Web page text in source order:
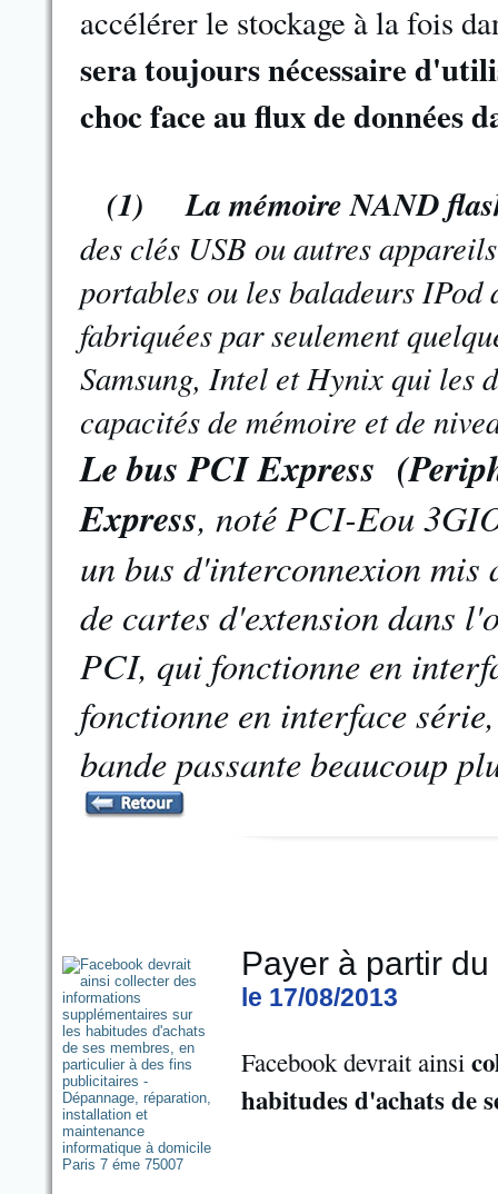
accélérer le stockage à la fois
sera toujours nécessaire
choc face au flux de données
(1) La mémoire NAND
des clés USB ou autres
portables ou les baladeurs IPod
fabriquées par seulement
Samsung, Intel et Hynix qui les
capacités de mémoire et de
Le bus PCI Express
Express, noté PCI-Eou
un bus d'interconnexion
de cartes d'extension dans
PCI, qui fonctionne en
fonctionne en interface
bande passante beaucoup
Payer à partir
le 17/08/2013
Facebook devrait ainsi
habitudes d'achats de